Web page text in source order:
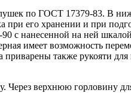
по ГОСТ 17379-83. В
его хранении и при
с нанесенной на ней
имеет возможность
приварены также рукояти
верхнюю горловину